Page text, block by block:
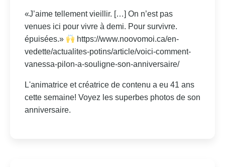
«J’aime tellement vieillir. […] On n’est pas
venues ici pour vivre à demi. Pour survivre.
épuisées.»
https://www.noovomoi.ca/en-
vedette/actualites-potins/article/voici-comment-
vanessa-pilon-a-souligne-son-anniversaire/
L'animatrice et créatrice de contenu a eu 41 ans
cette semaine! Voyez les superbes photos de son
anniversaire.